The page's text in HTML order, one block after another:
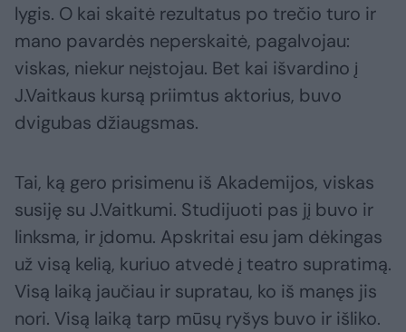
lygis. O kai skaitė rezultatus po trečio turo ir
mano pavardės neperskaitė, pagalvojau:
viskas, niekur neįstojau. Bet kai išvardino į
J.Vaitkaus kursą priimtus aktorius, buvo
dvigubas džiaugsmas.
Tai, ką gero prisimenu iš Akademijos, viskas
susiję su J.Vaitkumi. Studijuoti pas jį buvo ir
linksma, ir įdomu. Apskritai esu jam dėkingas
už visą kelią, kuriuo atvedė į teatro supratimą.
Visą laiką jaučiau ir supratau, ko iš manęs jis
nori. Visą laiką tarp mūsų ryšys buvo ir išliko.